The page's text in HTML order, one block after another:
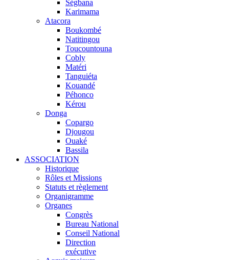
Ségbana
Karimama
Atacora
Boukombé
Natitingou
Toucountouna
Cobly
Matéri
Tanguiéta
Kouandé
Péhonco
Kérou
Donga
Copargo
Djougou
Ouaké
Bassila
ASSOCIATION
Historique
Rôles et Missions
Statuts et règlement
Organigramme
Organes
Congrès
Bureau National
Conseil National
Direction
exécutive